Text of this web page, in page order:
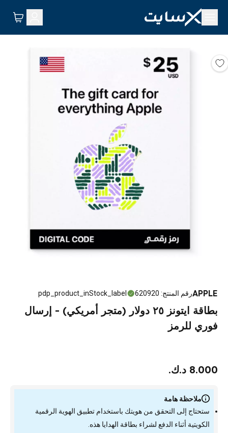
APPLEرقم المنتج:
620920
pdp_product_inStock_label
بطاقة ايتونز ٢٥ دولار (متجر أمريكي) - إرسال
فوري للرمز
8.000 د.ك.
ملاحظة هامة
ستحتاج إلى التحقق من هويتك باستخدام تطبيق الهوية الرقمية
الكويتية أثناء الدفع لشراء بطاقة الهدايا هذه.